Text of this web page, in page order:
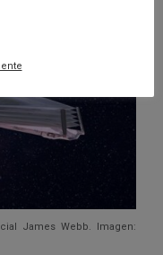
James Webb. Imagen: